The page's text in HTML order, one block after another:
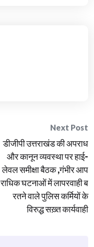
Next Post
डीजीपी उत्तराखंड की अपराध
और कानून व्यवस्था पर हाई-
लेवल समीक्षा बैठक ,गंभीर आप
राधिक घटनाओं में लापरवाही ब
रतने वाले पुलिस कर्मियों के
विरुद्ध सख़्त कार्यवाही